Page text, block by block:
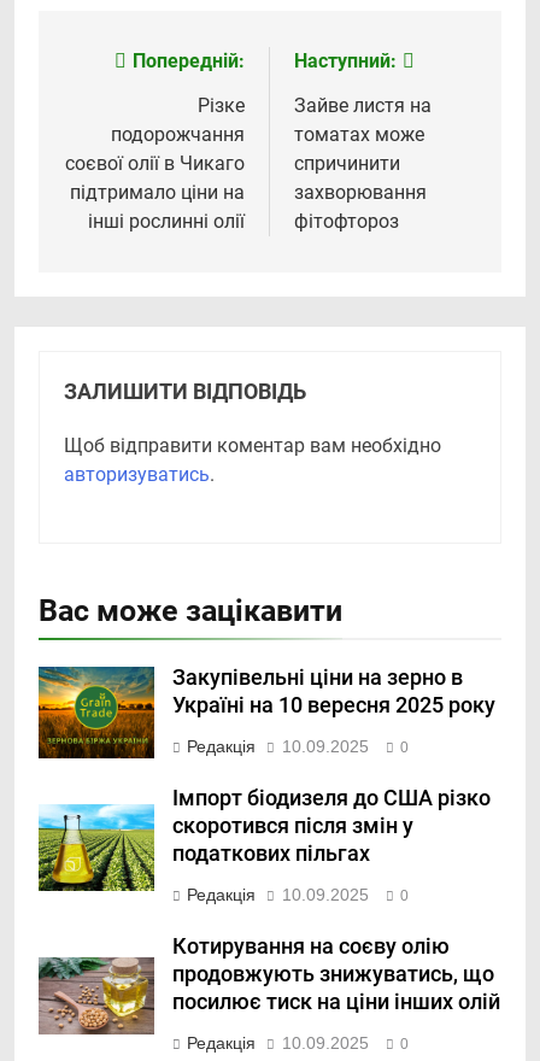
НавігаціяПопередній:
Різке
подорожчання
соєвої олії в Чикаго
підтримало ціни на
інші рослинні олії
Наступний:
Зайве листя на
томатах може
спричинити
захворювання
фітофтороз
ЗАЛИШИТИ ВІДПОВІДЬ
Щоб відправити коментар вам необхідно
авторизуватись.
Вас може зацікавити
Закупівельні ціни на зерно в
Україні на 10 вересня 2025 року
Редакція 10.09.2025 0
Імпорт біодизеля до США різко
скоротився після змін у
податкових пільгах
Редакція 10.09.2025 0
Котирування на соєву олію
продовжують знижуватись, що
посилює тиск на ціни інших олій
Редакція 10.09.2025 0